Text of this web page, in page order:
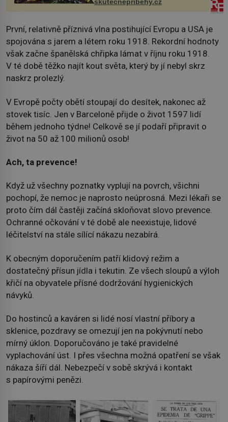
První, relativně příznivá vlna postihující Evropu a USA je
spojována s jarem a létem roku 1918. Rekordní hodnoty
však začne španělská chřipka lámat v říjnu roku 1918.
V té době těžko najít kout světa, který by jí nebyl skrz
naskrz prolezlý.
V Evropě počty obětí stoupají do desítek, nakonec až
stovek tisíc. Jen v Barceloně přijde o život 1597 lidí
během jednoho týdne! Celkově se jí podaří připravit o
život na 50 až 100 milionů osob!
Ach, ta prevence!
Když už všechny poznatky vyplují na povrch, všichni
pochopí, že nemoc je naprosto neúprosná. Mezi lékaři se
proto čím dál častěji začíná skloňovat slovo prevence.
Ochranné očkování v té době ale neexistuje, lidové
léčitelství na stále sílící nákazu nezabírá.
K obecným doporučením patří klidový režim a
dostatečný přísun jídla i tekutin. Ze všech sloupů a výloh
křičí na obyvatele přísné dodržování hygienických
návyků.
Do hostinců a kaváren si lidé nosí vlastní příbory a
sklenice, pozdravy se omezují jen na pokývnutí nebo
mírný úklon. Doporučováno je také pravidelné
vyplachování úst. I přes všechna možná opatření se však
nákaza šíří dál. Nebezpečí v sobě skrývá i kontakt
s papírovými penězi.